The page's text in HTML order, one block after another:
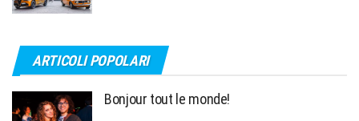
ARTICOLI POPOLARI
Bonjour tout le monde!